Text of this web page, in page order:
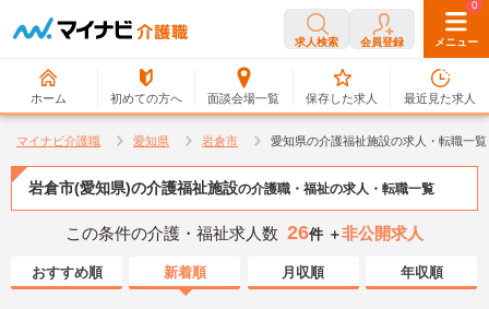
求人検索 会員登録 メニュー
ホーム 初めての方へ 面談会場一覧
0
保存した求人
0
最近見た求人
マイナビ介護職 愛知県 岩倉市 愛知県の介護福祉施設の求人・転職一覧
岩倉市(愛知県)の介護福祉施設の介護職・福祉の求人・転職一覧
この条件の介護・福祉求人数 26件 ＋非公開求人
おすすめ順 新着順 月収順 年収順